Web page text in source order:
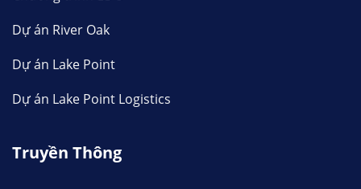
Dự án River Oak
Dự án Lake Point
Dự án Lake Point Logistics
Truyền Thông